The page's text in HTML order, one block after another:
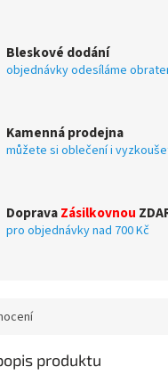
Bleskové dodání
objednávky odesíláme
Kamenná prodejna
můžete si oblečení i
DopravaZásilkovnou
pro objednávky nad 700 Kč
produktu